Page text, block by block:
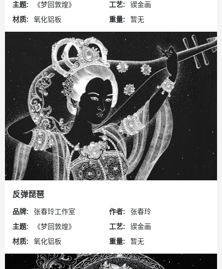
主题:
《梦回敦煌》
材质:
氧化铝板
工艺:
锲金画
重量:
暂无
反弹琵琶
品牌:
张春玲工作室
主题:
《梦回敦煌》
材质:
氧化铝板
作者:
张春玲
工艺:
锲金画
重量:
暂无